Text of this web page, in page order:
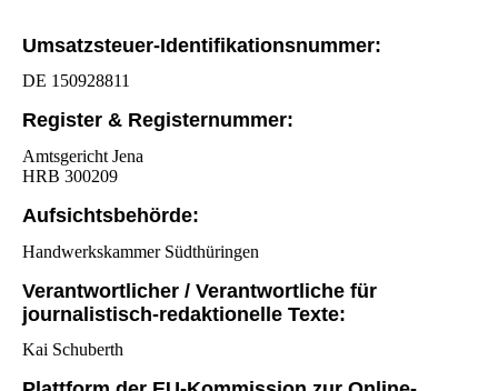
Umsatzsteuer-Identifikationsnummer:
DE 150928811
Register & Registernummer:
Amtsgericht Jena
HRB 300209
Aufsichtsbehörde:
Handwerkskammer Südthüringen
Verantwortlicher / Verantwortliche für
journalistisch-redaktionelle Texte:
Kai Schuberth